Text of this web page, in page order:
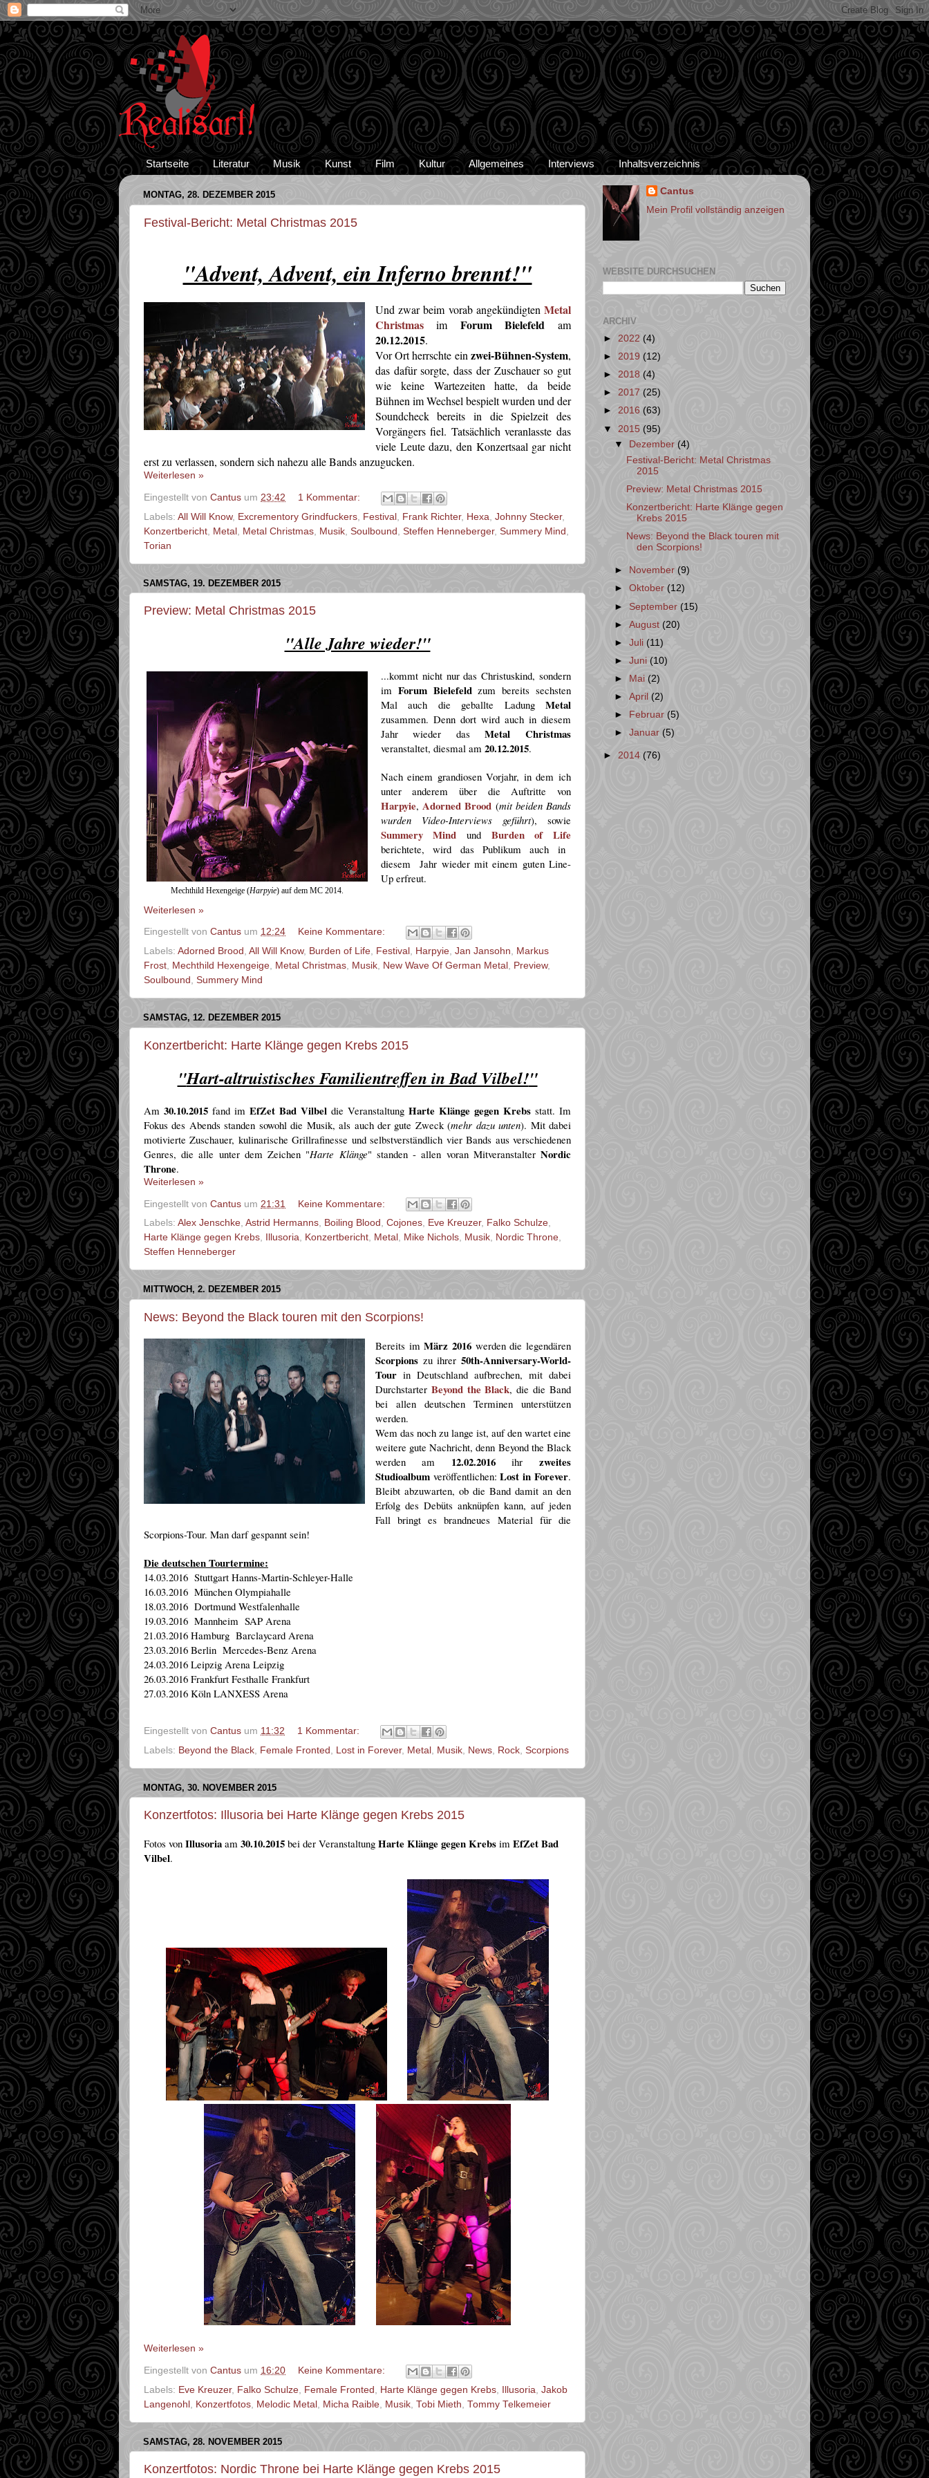
Startseite Literatur Musik Kunst Film Kultur Allgemeines Interviews Inhaltsverzeichnis
MONTAG, 28. DEZEMBER 2015
Festival-Bericht: Metal Christmas 2015
"Advent, Advent, ein Inferno brennt!"
Und zwar beim vorab angekündigten Metal
Christmasim Forum Bielefeld am
20.12.2015.
Vor Ort herrschte ein zwei-Bühnen-System,
das dafür sorgte, dass der Zuschauer so gut
wie keine Wartezeiten hatte, da beide
Bühnen im Wechsel bespielt wurden und der
Soundcheck bereits in die Spielzeit des
Vorgängers fiel. Tatsächlich veranlasste das
viele Leute dazu, den Konzertsaal gar nicht
erst zu verlassen, sondern sich nahezu alle Bands anzugucken.
Weiterlesen »
Eingestellt von Cantus um 23:42
1 Kommentar:
Labels: All Will Know, Excrementory Grindfuckers Festival Frank Richter, Hexa Johnny Stecker,
Konzertbericht Metal Metal Christmas Musik Soulbound Steffen Henneberger, Summery Mind
Torian
SAMSTAG, 19. DEZEMBER 2015
Preview: Metal Christmas 2015
"Alle Jahre wieder!"
Mechthild Hexengeige (Harpyie) auf dem MC 2014.
...kommt nicht nur das Christuskind, sondern
im Forum Bielefeldzum bereits sechsten
Mal auch die geballte Ladung Metal
zusammen. Denn dort wird auch in diesem
Jahr wieder dasMetal Christmas
veranstaltet, diesmal am 20.12.2015.
Nach einem grandiosen Vorjahr, in dem ich
unter anderem über die Auftritte von
Harpyie,Adorned Brood (mit beiden Bands
wurden Video-Interviews geführt), sowie
Summery Mind und Burden of Life
berichtete, wird das Publikum auch in
diesem Jahr wieder mit einem guten Line-
Up erfreut.
Weiterlesen »
Eingestellt von Cantus um 12:24
Keine Kommentare:
Labels: Adorned Brood , All Will Know, Burden of Life, Festival , Harpyie, Jan Jansohn, Markus
Frost, Mechthild Hexengeige, Metal Christmas, Musik, New Wave Of German Metal , Preview,
Soulbound , Summery Mind
SAMSTAG, 12. DEZEMBER 2015
Konzertbericht: Harte Klänge gegen Krebs 2015
"Hart-altruistisches Familientreffen in Bad Vilbel!"
Am 30.10.2015 fand im EfZet Bad Vilbel die Veranstaltung Harte Klänge gegen Krebs statt. Im
Fokusdes Abends standen sowohl die Musik, als auch dergute Zweck (mehr dazu unten). Mit dabei
motivierte Zuschauer, kulinarische Grillrafinesse und selbstverständlich vier Bands aus verschiedenen
Genres, die alle unter dem Zeichen "Harte Klänge" standen - allen voran MitveranstalterNordic
Throne.
Weiterlesen »
Eingestellt von Cantus um 21:31
Keine Kommentare:
Labels: Alex Jenschke, Astrid Hermanns, Boiling Blood , Cojones, Eve Kreuzer, Falko Schulze,
Harte Klänge gegen Krebs, Illusoria, Konzertbericht, Metal , Mike Nichols, Musik, Nordic Throne,
Steffen Henneberger
MITTWOCH, 2. DEZEMBER 2015
News: Beyond the Black touren mit den Scorpions!
Bereits imMärz 2016werden die legendären
Scorpionszu ihrer 50th-Anniversary-World-
Tourin Deutschland aufbrechen, mit dabei
Durchstarter Beyond the Black, die die Band
bei allen deutschen Terminen unterstützen
werden.
Wem das noch zu lange ist, auf den wartet eine
weitere gute Nachricht, denn Beyond the Black
werden am 12.02.2016ihrzweites
Studioalbumveröffentlichen:Lost in Forever.
Bleibt abzuwarten, ob die Band damit an den
Erfolg des Debüts anknüpfen kann, auf jeden
Fall bringt es brandneues Material für die
Scorpions-Tour. Man darf gespannt sein!
Die deutschen Tourtermine:
14.03.2016 Stuttgart Hanns-Martin-Schleyer-Halle
16.03.2016 München Olympiahalle
18.03.2016 Dortmund Westfalenhalle
19.03.2016 Mannheim SAP Arena
21.03.2016 Hamburg Barclaycard Arena
23.03.2016 Berlin Mercedes-Benz Arena
24.03.2016 Leipzig Arena Leipzig
26.03.2016 Frankfurt Festhalle Frankfurt
27.03.2016 Köln LANXESS Arena
Eingestellt von Cantus um 11:32
1 Kommentar:
Labels: Beyond the Black Female Fronted Lost in Forever, Metal Musik News Rock Scorpions
MONTAG, 30. NOVEMBER 2015
Konzertfotos: Illusoria bei Harte Klänge gegen Krebs 2015
Fotos von Illusoria am 30.10.2015 bei der Veranstaltung Harte Klänge gegen Krebs im EfZet Bad
Vilbel.
Weiterlesen »
Eingestellt von Cantus um 16:20
Keine Kommentare:
Labels: Eve Kreuzer, Falko Schulze Female Fronted Harte Klänge gegen Krebs Illusoria Jakob
Langenohl
Konzertfotos Melodic Metal Micha Raible Musik Tobi Mieth Tommy Telkemeier
SAMSTAG, 28. NOVEMBER 2015
Konzertfotos: Nordic Throne bei Harte Klänge gegen Krebs 2015
Cantus
Mein Profil vollständig anzeigen
WEBSITE DURCHSUCHEN
ARCHIV
► 2022 (4)
► 2019 (12)
► 2018 (4)
► 2017 (25)
► 2016 (63)
▼ 2015 (95)
▼
Dezember (4)
Festival-Bericht: Metal Christmas
2015
Preview: Metal Christmas 2015
Konzertbericht: Harte Klänge gegen
Krebs 2015
News: Beyond the Black touren mit
den Scorpions!
► November(9)
►Oktober(12)
►September(15)
►August (20)
►Juli (11)
►Juni(10)
►
Mai(2)
►April(2)
►
Februar (5)
►Januar (5)
► 2014 (76)